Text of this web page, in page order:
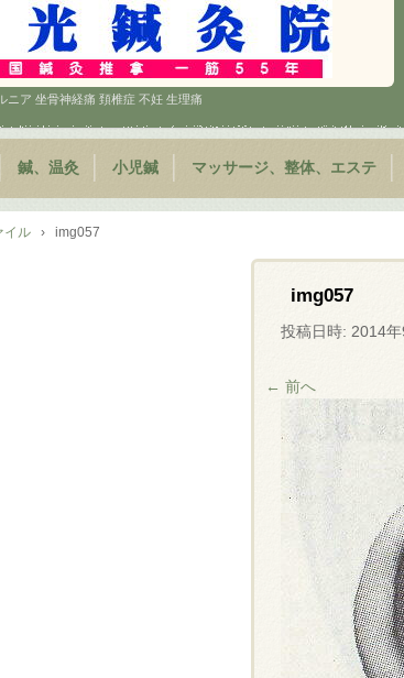
ニア 坐骨神経痛 頚椎症 不妊 生理痛
鍼、温灸 小児鍼 マッサージ、整体、エステ
イル › img057
img057
投稿日時: 2014
← 前へ